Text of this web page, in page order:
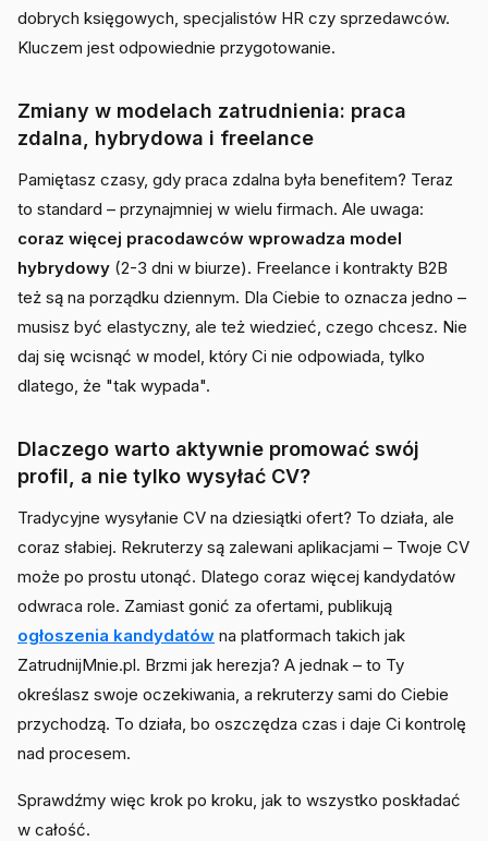
dobrych księgowych, specjalistów HR czy sprzedawców.
Kluczem jest odpowiednie przygotowanie.
Zmiany w modelach zatrudnienia: praca
zdalna, hybrydowa i freelance
Pamiętasz czasy, gdy praca zdalna była benefitem? Teraz
to standard – przynajmniej w wielu firmach. Ale uwaga:
coraz więcej pracodawców wprowadza model
hybrydowy (2-3 dni w biurze). Freelance i kontrakty B2B
też są na porządku dziennym. Dla Ciebie to oznacza jedno –
musisz być elastyczny, ale też wiedzieć, czego chcesz. Nie
daj się wcisnąć w model, który Ci nie odpowiada, tylko
dlatego, że "tak wypada".
Dlaczego warto aktywnie promować swój
profil, a nie tylko wysyłać CV?
Tradycyjne wysyłanie CV na dziesiątki ofert? To działa, ale
coraz słabiej. Rekruterzy są zalewani aplikacjami – Twoje CV
może po prostu utonąć. Dlatego coraz więcej kandydatów
odwraca role. Zamiast gonić za ofertami, publikują
ogłoszenia kandydatów na platformach takich jak
ZatrudnijMnie.pl. Brzmi jak herezja? A jednak – to Ty
określasz swoje oczekiwania, a rekruterzy sami do Ciebie
przychodzą. To działa, bo oszczędza czas i daje Ci kontrolę
nad procesem.
Sprawdźmy więc krok po kroku, jak to wszystko poskładać
w całość.